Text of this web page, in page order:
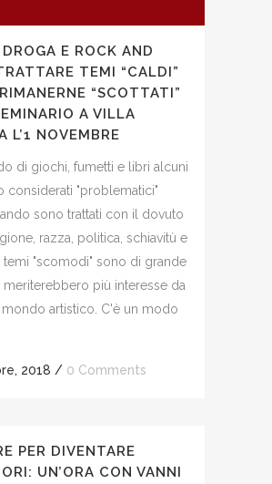
E ROCK AND
TEMI “CALDI”
“SCOTTATI”
A VILLA
L’1 NOVEMBRE
di giochi, fumetti e libri alcuni
considerati "problematici"
sono trattati con il dovuto
razza, politica, schiavitù e
temi "scomodi" sono di grande
meriterebbero più interesse da
artistico. C'è un modo
2018 / 0 Comments
PER DIVENTARE
UN’ORA CON VANNI